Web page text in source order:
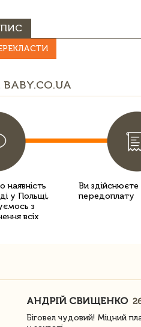
наявність
у Польщі,
з
всіх
Ви здійснюєте
передоплату
АНДРІЙ СВИЩЕНКО
Біговел чудовий! Міцний